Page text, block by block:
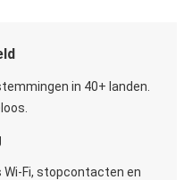
in 40+ landen.
Fi, stopcontacten en